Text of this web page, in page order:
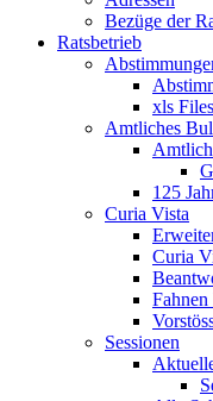
Bezüge der
Ratsbetrieb
xls
Amtliches
125
Curia Vista
Curia
Fahnen
Sessionen